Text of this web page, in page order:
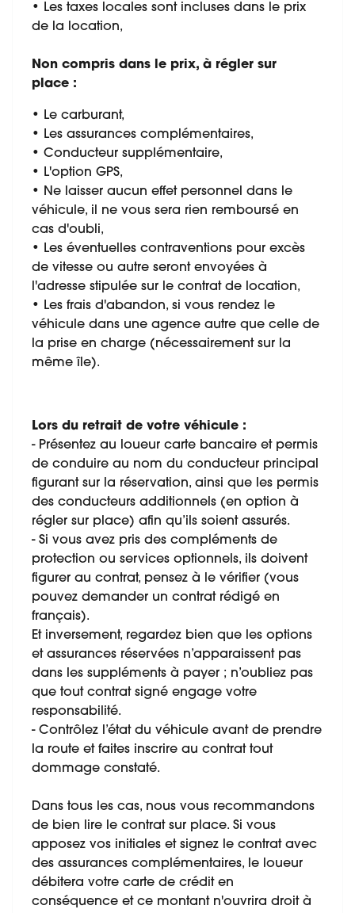
• Les taxes locales sont incluses dans le prix
de la location,
Non compris dans le prix, à régler sur
place :
• Le carburant,
• Les assurances complémentaires,
• Conducteur supplémentaire,
• L'option GPS,
• Ne laisser aucun effet personnel dans le
véhicule, il ne vous sera rien remboursé en
cas d'oubli,
• Les éventuelles contraventions pour excès
de vitesse ou autre seront envoyées à
l'adresse stipulée sur le contrat de location,
• Les frais d'abandon, si vous rendez le
véhicule dans une agence autre que celle de
la prise en charge (nécessairement sur la
même île).
Lors du retrait de votre véhicule :
- Présentez au loueur carte bancaire et permis
de conduire au nom du conducteur principal
figurant sur la réservation, ainsi que les permis
des conducteurs additionnels (en option à
régler sur place) afin qu’ils soient assurés.
- Si vous avez pris des compléments de
protection ou services optionnels, ils doivent
figurer au contrat, pensez à le vérifier (vous
pouvez demander un contrat rédigé en
français).
Et inversement, regardez bien que les options
et assurances réservées n’apparaissent pas
dans les suppléments à payer ; n’oubliez pas
que tout contrat signé engage votre
responsabilité.
- Contrôlez l’état du véhicule avant de prendre
la route et faites inscrire au contrat tout
dommage constaté.
Dans tous les cas, nous vous recommandons
de bien lire le contrat sur place. Si vous
apposez vos initiales et signez le contrat avec
des assurances complémentaires, le loueur
débitera votre carte de crédit en
conséquence et ce montant n'ouvrira droit à